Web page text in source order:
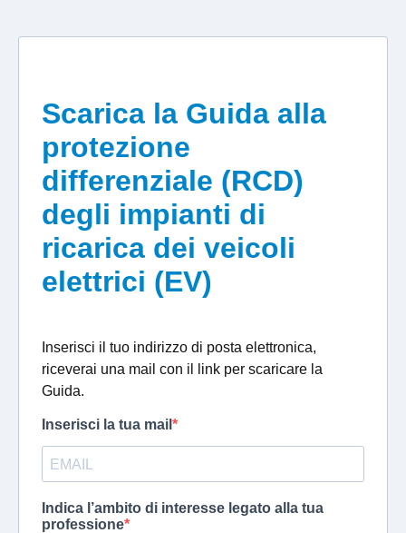
Scarica la Guida alla
protezione
differenziale (RCD)
degli impianti di
ricarica dei veicoli
elettrici (EV)
Inserisci il tuo indirizzo di posta elettronica,
riceverai una mail con il link per scaricare la
Guida.
Inserisci la tua mail
Indica l’ambito di interesse legato alla tua
professione